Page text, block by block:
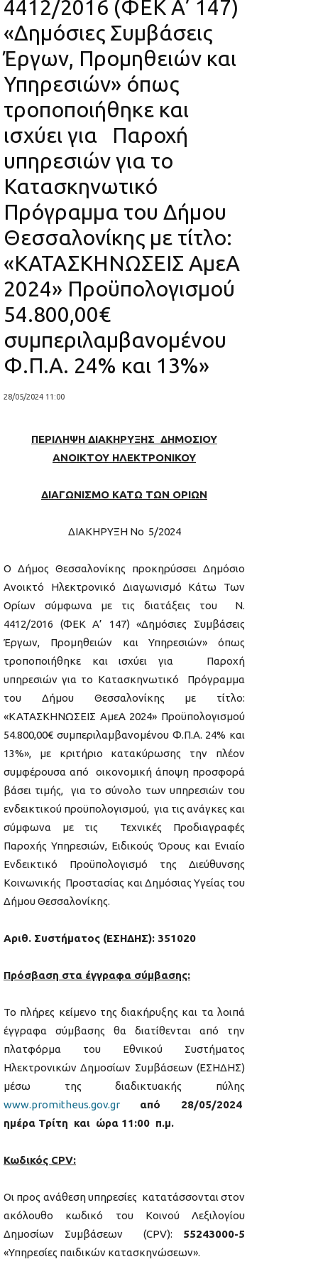
4412/2016 (ΦΕΚ Α’ 147)
«Δημόσιες Συμβάσεις
Έργων, Προμηθειών και
Υπηρεσιών» όπως
τροποποιήθηκε και
ισχύει για Παροχή
υπηρεσιών για το
Κατασκηνωτικό
Πρόγραμμα του Δήμου
Θεσσαλονίκης με τίτλο:
«ΚΑΤΑΣΚΗΝΩΣΕΙΣ ΑμεΑ
2024» Προϋπολογισμού
54.800,00€
συμπεριλαμβανομένου
Φ.Π.Α. 24% και 13%»
28/05/2024 11:00
ΠΕΡΙΛΗΨΗ ΔΙΑΚΗΡΥΞΗΣ ΔΗΜΟΣΙΟΥ
ΑΝΟΙΚΤΟΥ ΗΛΕΚΤΡΟΝΙΚΟΥ
ΔΙΑΓΩΝΙΣΜΟ ΚΑΤΩ ΤΩΝ ΟΡΙΩΝ
ΔΙΑΚΗΡΥΞΗ Νο 5/2024
Ο Δήμος Θεσσαλονίκης προκηρύσσει Δημόσιο
Ανοικτό Ηλεκτρονικό Διαγωνισμό Κάτω Των
Ορίων σύμφωνα με τις διατάξεις του Ν.
4412/2016 (ΦΕΚ Α’ 147) «Δημόσιες Συμβάσεις
Έργων, Προμηθειών και Υπηρεσιών» όπως
τροποποιήθηκε και ισχύει για Παροχή
υπηρεσιών για το Κατασκηνωτικό Πρόγραμμα
του Δήμου Θεσσαλονίκης με τίτλο:
«ΚΑΤΑΣΚΗΝΩΣΕΙΣ ΑμεΑ 2024» Προϋπολογισμού
54.800,00€ συμπεριλαμβανομένου Φ.Π.Α. 24% και
13%», με κριτήριο κατακύρωσης την πλέον
συμφέρουσα από οικονομική άποψη προσφορά
βάσει τιμής, για το σύνολο των υπηρεσιών του
ενδεικτικού προϋπολογισμού, για τις ανάγκες και
σύμφωνα με τις Τεχνικές Προδιαγραφές
Παροχής Υπηρεσιών, Ειδικούς Όρους και Ενιαίο
Ενδεικτικό Προϋπολογισμό της Διεύθυνσης
Κοινωνικής Προστασίας και Δημόσιας Υγείας του
Δήμου Θεσσαλονίκης.
Αριθ. Συστήματος (ΕΣΗΔΗΣ): 351020
Πρόσβαση στα έγγραφα σύμβασης:
Το πλήρες κείμενο της διακήρυξης και τα λοιπά
έγγραφα σύμβασης θα διατίθενται από την
πλατφόρμα του Εθνικού Συστήματος
Ηλεκτρονικών Δημοσίων Συμβάσεων (ΕΣΗΔΗΣ)
μέσω της διαδικτυακής πύλης
www.promitheus.gov.gr
από 28/05/2024
ημέρα Τρίτη και ώρα 11:00 π.μ.
Κωδικός CPV:
Οι προς ανάθεση υπηρεσίες κατατάσσονται στον
ακόλουθο κωδικό του Κοινού Λεξιλογίου
Δημοσίων Συμβάσεων (CPV): 55243000-5
«Υπηρεσίες παιδικών κατασκηνώσεων».